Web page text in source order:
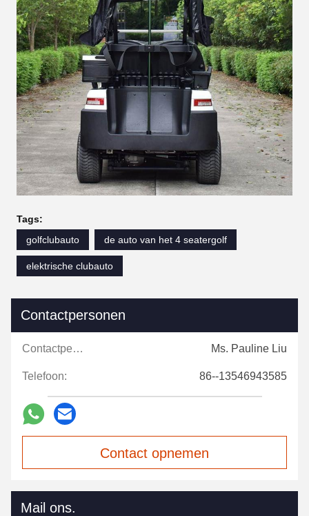
Tags:
golfclubauto
de auto van het 4 seatergolf
elektrische clubauto
Contactpersonen
Contactpersonen: Ms. Pauline Liu
Telefoon: 86--13546943585
Contact opnemen
Mail ons.